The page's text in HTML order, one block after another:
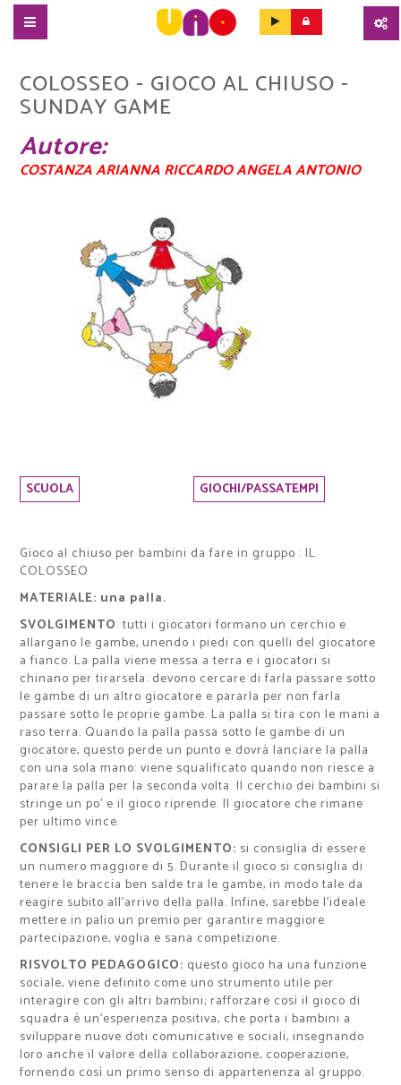
CONTENUTO
PRINCIPALE
COLOSSEO - GIOCO AL CHIUSO -
SUNDAY GAME
Autore
COSTANZA ARIANNA RICCARDO ANGELA ANTONIO
SCUOLA GIOCHI/PASSATEMPI
Gioco al chiuso per bambini da fare in gruppo : IL
COLOSSEO
MATERIALE: una palla.
SVOLGIMENTO: tutti i giocatori formano un cerchio e
allargano le gambe, unendo i piedi con quelli del giocatore
a fianco. La palla viene messa a terra e i giocatori si
chinano per tirarsela: devono cercare di farla passare sotto
le gambe di un altro giocatore e pararla per non farla
passare sotto le proprie gambe. La palla si tira con le mani a
raso terra. Quando la palla passa sotto le gambe di un
giocatore, questo perde un punto e dovrà lanciare la palla
con una sola mano: viene squalificato quando non riesce a
parare la palla per la seconda volta. Il cerchio dei bambini si
stringe un po’ e il gioco riprende. Il giocatore che rimane
per ultimo vince.
CONSIGLI PER LO SVOLGIMENTO: si consiglia di essere
un numero maggiore di 5. Durante il gioco si consiglia di
tenere le braccia ben salde tra le gambe, in modo tale da
reagire subito all’arrivo della palla. Infine, sarebbe l’ideale
mettere in palio un premio per garantire maggiore
partecipazione, voglia e sana competizione.
RISVOLTO PEDAGOGICO: questo gioco ha una funzione
sociale, viene definito come uno strumento utile per
interagire con gli altri bambini; rafforzare così il gioco di
squadra è un’esperienza positiva, che porta i bambini a
sviluppare nuove doti comunicative e sociali, insegnando
loro anche il valore della collaborazione, cooperazione,
fornendo così un primo senso di appartenenza al gruppo.